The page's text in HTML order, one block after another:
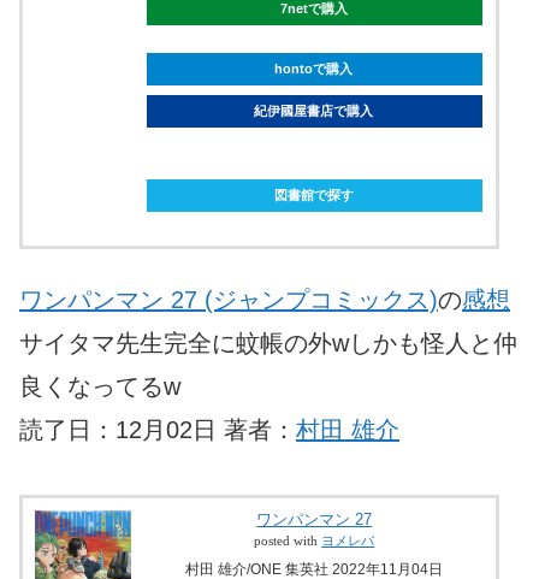
7netで購入
hontoで購入
紀伊國屋書店で購入
図書館で探す
ワンパンマン 27 (ジャンプコミックス)の感想
サイタマ先生完全に蚊帳の外wしかも怪人と仲
良くなってるw
読了日：12月02日 著者： 村田 雄介
ワンパンマン 27
posted with ヨメレバ
村田 雄介/ONE 集英社 2022年11月04日